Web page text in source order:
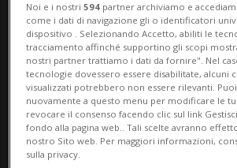
Quanti omaggi nella
Poestate
Noi e i nostri594 partner archiviamo e
come i dati di navigazione gli o identificatori
dispositivo . Selezionando Accetto, abiliti le
tracciamento affinché supportino gli scopi
nostri partner trattiamo i dati da fornire". Nel
tecnologie dovessero essere disabilitate, alcuni
visualizzati potrebbero non essere rilevanti.
nuovamente a questo menu per modificare le
revocare il consenso facendo clic sul link
fondo alla pagina web.. Tali scelte avranno
nostro Sito web. Per maggiori informazioni,
sulla privacy.